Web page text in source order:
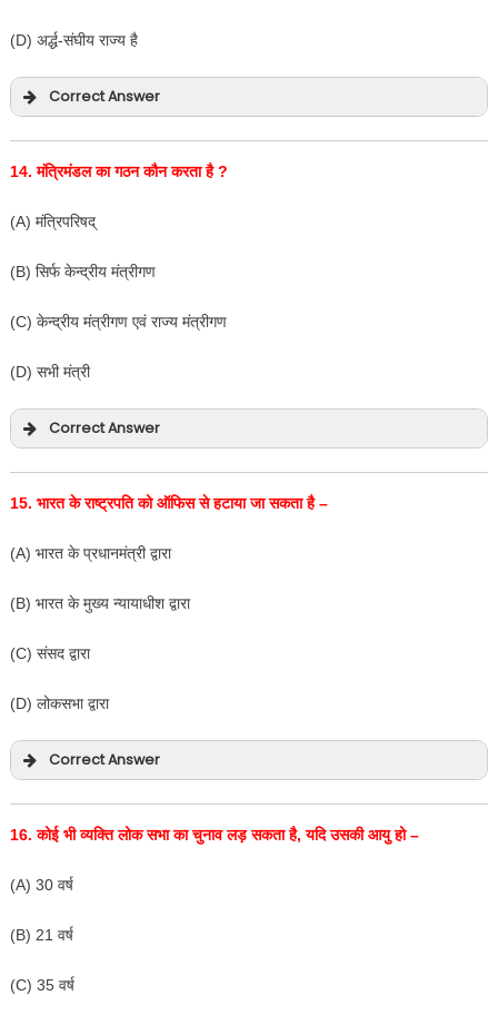
(D) अर्द्ध-संघीय राज्य है
Correct Answer
14.मंत्रिमंडल का गठन कौन करता है?
(A) मंत्रिपरिषद्
(B) सिर्फ केन्द्रीय मंत्रीगण
(C) केन्द्रीय मंत्रीगण एवं राज्य मंत्रीगण
(D) सभी मंत्री
Correct Answer
15. भारत के राष्ट्रपति को ऑफिस से हटाया जा सकता है –
(A) भारत के प्रधानमंत्री द्वारा
(B) भारत के मुख्य न्यायाधीश द्वारा
(C) संसद द्वारा
(D) लोकसभा द्वारा
Correct Answer
16.कोई भी व्यक्ति लोक सभा का चुनाव लड़ सकता है,यदि उसकी आयु हो –
(A) 30 वर्ष
(B) 21 वर्ष
(C) 35 वर्ष